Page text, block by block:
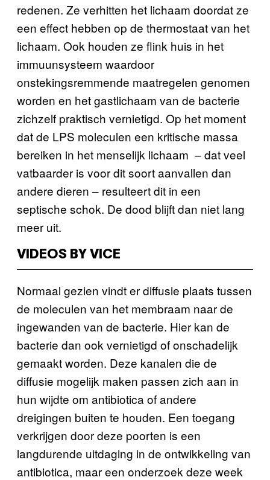
redenen. Ze verhitten het lichaam doordat ze
een effect hebben op de thermostaat van het
lichaam. Ook houden ze flink huis in het
immuunsysteem waardoor
onstekingsremmende maatregelen genomen
worden en het gastlichaam van de bacterie
zichzelf praktisch vernietigd. Op het moment
dat de LPS moleculen een kritische massa
bereiken in het menselijk lichaam – dat veel
vatbaarder is voor dit soort aanvallen dan
andere dieren – resulteert dit in een
septische schok. De dood blijft dan niet lang
meer uit.
VIDEOS BY VICE
Normaal gezien vindt er diffusie plaats tussen
de moleculen van het membraam naar de
ingewanden van de bacterie. Hier kan de
bacterie dan ook vernietigd of onschadelijk
gemaakt worden. Deze kanalen die de
diffusie mogelijk maken passen zich aan in
hun wijdte om antibiotica of andere
dreigingen buiten te houden. Een toegang
verkrijgen door deze poorten is een
langdurende uitdaging in de ontwikkeling van
antibiotica, maar een onderzoek deze week